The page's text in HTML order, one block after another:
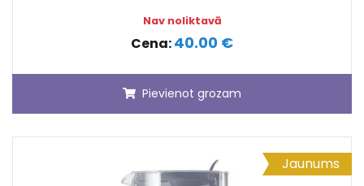
Nav noliktavā
Cena:40.00 €
Pievienot grozam
Jaunums